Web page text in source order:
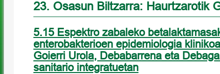
23. Osasun Biltzarra: Haurtzarotik
5.15 Espektro zabaleko
enterobakterioen epidemiologia
Goierri Urola, Debabarrena eta
sanitario integratuetan